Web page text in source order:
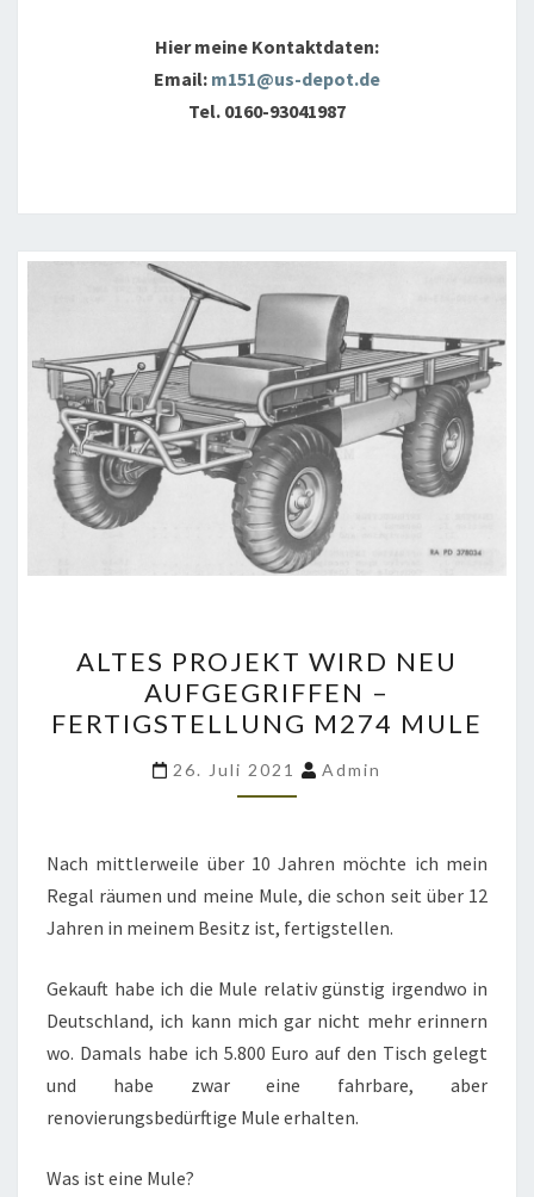
Hier meine Kontaktdaten:
Email: m151@us-depot.de
Tel. 0160-93041987
PROJEKT
WIRD
NEU
AUFGEGRIFFEN
–
M274
MULE
ALTES PROJEKT WIRD NEU
AUFGEGRIFFEN –
FERTIGSTELLUNG M274 MULE
26. Juli 2021 Admin
Nach mittlerweile über 10 Jahren möchte ich mein
Regal räumen und meine Mule, die schon seit über 12
Jahren in meinem Besitz ist, fertigstellen.
Gekauft habe ich die Mule relativ günstig irgendwo in
Deutschland, ich kann mich gar nicht mehr erinnern
wo. Damals habe ich 5.800 Euro auf den Tisch gelegt
und habe zwar eine fahrbare, aber
renovierungsbedürftige Mule erhalten.
Was ist eine Mule?